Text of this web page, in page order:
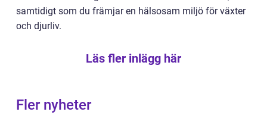
samtidigt som du främjar en hälsosam miljö för växter
och djurliv.
Läs fler inlägg här
Fler nyheter